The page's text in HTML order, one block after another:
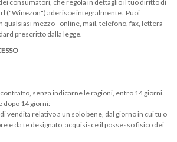
consumatori, che regola in dettaglio il tuo diritto di
("Winezon") aderisce integralmente. Puoi
qualsiasi mezzo - online, mail, telefono, fax, lettera -
prescritto dalla legge.
senza indicarne le ragioni, entro 14 giorni.
dopo 14 giorni:
vendita relativo a un solo bene, dal giorno in cui tu o
e da te designato, acquisisce il possesso fisico dei